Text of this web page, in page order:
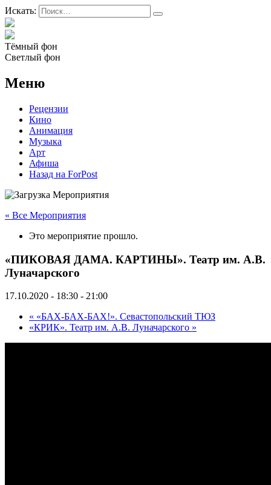
Искать:
Тёмный фон
Светлый фон
Меню
Рецензии
Кино
Анимация
Музыка
Арт
Афиша
Назад на ForPost
« Все Мероприятия
Это мероприятие прошло.
«ПИКОВАЯ ДАМА. КАРТИНЫ». Театр им. А.В.
Луначарского
17.10.2020 - 18:30 - 21:00
« «БАХ-БАХ-БАХ!». Севастопольский ТЮЗ
«КРИК». Театр им. А.В. Луначарского »